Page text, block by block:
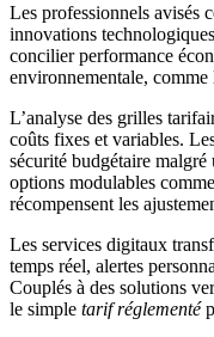
Les professionnels avisés
innovations
concilier performance
environnementale, comme
L’analyse des grilles
coûts fixes et variables.
sécurité budgétaire
options modulables
récompensent les
Les services digitaux
temps réel, alertes
Couplés à des solutions
le simple tarif réglementé